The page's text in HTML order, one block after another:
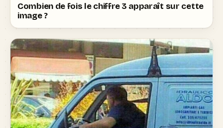
Combien de fois le chiffre 3 apparaît sur cette
image ?